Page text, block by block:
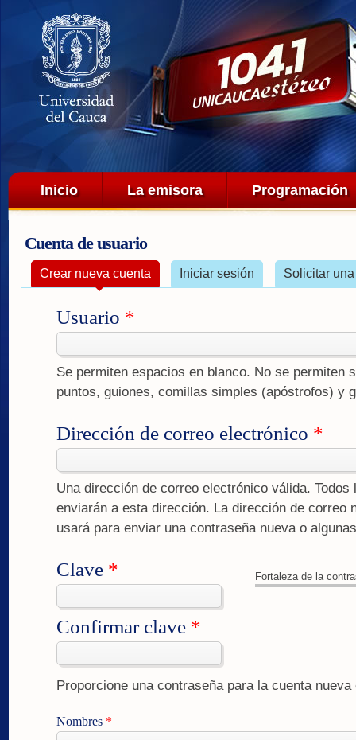
Menú principal
Inicio La emisora Programación
Cuenta de usuario
Solapas principales
Crear nueva cuenta (solapa activa)
Iniciar sesión Solicitar
Usuario *
Se permiten espacios en blanco. No se permiten
puntos, guiones, comillas simples (apóstrofos) y
Dirección de correo electrónico *
Una dirección de correo electrónico válida.
enviarán a esta dirección. La dirección de correo
usará para enviar una contraseña nueva o
Fortaleza de la
Clave *
Confirmar clave *
Proporcione una contraseña para la cuenta
Nombres *